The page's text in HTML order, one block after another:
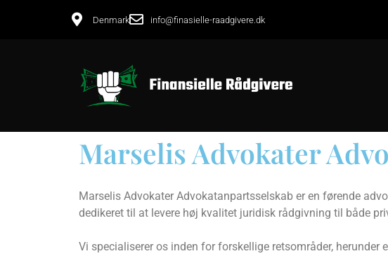
Denmark info@finasielle-raadgivere.dk
Marselis Advokater
Marselis Advokater Advokatanpartsselskab er en førende
dedikeret til at levere høj kvalitet juridisk rådgivning til både
Vi specialiserer os inden for forskellige retsområder,